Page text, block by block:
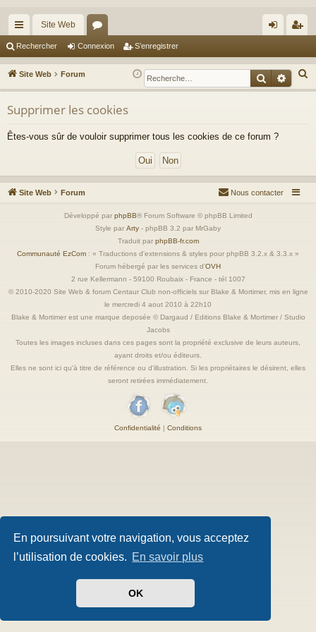
En poursuivant votre navigation, vous acceptez
l’utilisation de cookies. En savoir plus
OK
cc
ès
ra
pi
Site Web
or
u
m
s
ne
xi
nr
eg
Rechercher Connexion S’enregistrer
Site Web Forum
e
h
Supprimer les cookies
Êtes-vous sûr de vouloir supprimer tous les cookies de ce forum ?
Site Web Forum Nous contacter
Développé par phpBB® Forum Software © phpBB Limited
Style par Arty - phpBB 3.2 par MrGaby
Traduit par phpBB-fr.com
Communauté EzCom : « Traductions d'extensions & styles pour phpBB 3.2.x & 3.3.x »
Forum hébergé par les services d’OVH
2 rue Kellermann - 59100 Roubaix - France - tél 1007
© 2010-2020 Site Web & forum Centaur Club non-officiels sur Blake & Mortimer, mis en ligne
le mercredi 4 aout 2010 à 22h10
Blake & Mortimer est une marque deposée © Dargaud / Editions Blake & Mortimer / Studio
Jacobs
Toutes les images incluses dans ces pages sont la propriété exclusive de leurs auteurs,
ayant droits et/ou éditeurs.
Elles ne sont ici qu'à titre de référence ou d'illustration. Si les propriétaires le désirent, elles
seront retirées immédiatement.
Confidentialité | Conditions